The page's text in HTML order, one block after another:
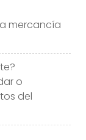
mercancía
o
del